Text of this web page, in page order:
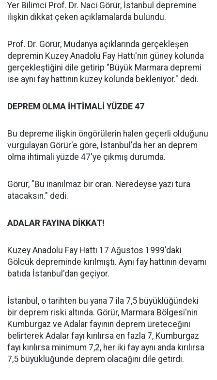
Yer Bilimci Prof. Dr. Naci Görür, İstanbul depremine
ilişkin dikkat çeken açıklamalarda bulundu.
Prof. Dr. Görür, Mudanya açıklarında gerçekleşen
depremin Kuzey Anadolu Fay Hattı'nın güney kolunda
gerçekleştiğini dile getirip "Büyük Marmara depremi
ise aynı fay hattının kuzey kolunda bekleniyor." dedi.
DEPREM OLMA İHTİMALİ YÜZDE 47
Bu depreme ilişkin öngörülerin halen geçerli olduğunu
vurgulayan Görür'e göre, İstanbul'da her an deprem
olma ihtimali yüzde 47'ye çıkmış durumda.
Görür, "Bu inanılmaz bir oran. Neredeyse yazı tura
atacaksın." dedi.
ADALAR FAYINA DİKKAT!
Kuzey Anadolu Fay Hattı 17 Ağustos 1999'daki
Gölcük depreminde kırılmıştı. Aynı fay hattının devamı
batıda İstanbul'dan geçiyor.
İstanbul, o tarihten bu yana 7 ila 7,5 büyüklüğündeki
bir deprem riski altında. Görür, Marmara Bölgesi'nin
Kumburgaz ve Adalar fayının deprem üreteceğini
belirterek Adalar fayı kırılırsa en fazla 7, Kumburgaz
fayı kırılırsa minimum 7,2, her iki fay aynı anda kırılırsa
7,5 büyüklüğünde deprem olacağını dile getirdi.